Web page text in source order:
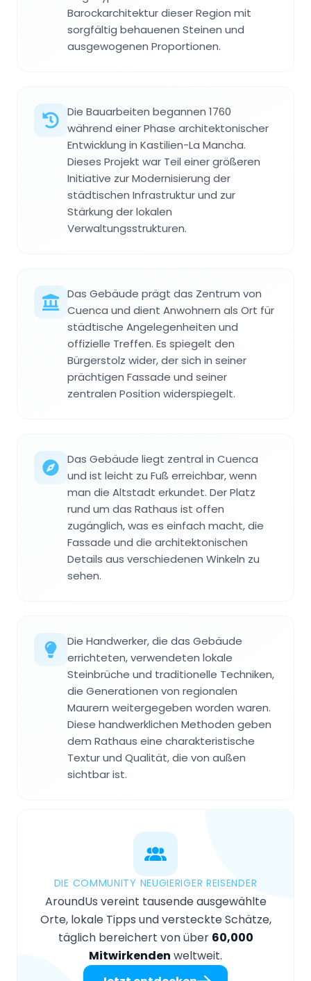
Barockarchitektur dieser Region mit
sorgfältig behauenen Steinen und
ausgewogenen Proportionen.
Die Bauarbeiten begannen 1760
während einer Phase architektonischer
Entwicklung in Kastilien-La Mancha.
Dieses Projekt war Teil einer größeren
Initiative zur Modernisierung der
städtischen Infrastruktur und zur
Stärkung der lokalen
Verwaltungsstrukturen.
Das Gebäude prägt das Zentrum von
Cuenca und dient Anwohnern als Ort für
städtische Angelegenheiten und
offizielle Treffen. Es spiegelt den
Bürgerstolz wider, der sich in seiner
prächtigen Fassade und seiner
zentralen Position widerspiegelt.
Das Gebäude liegt zentral in Cuenca
und ist leicht zu Fuß erreichbar, wenn
man die Altstadt erkundet. Der Platz
rund um das Rathaus ist offen
zugänglich, was es einfach macht, die
Fassade und die architektonischen
Details aus verschiedenen Winkeln zu
sehen.
Die Handwerker, die das Gebäude
errichteten, verwendeten lokale
Steinbrüche und traditionelle Techniken,
die Generationen von regionalen
Maurern weitergegeben worden waren.
Diese handwerklichen Methoden geben
dem Rathaus eine charakteristische
Textur und Qualität, die von außen
sichtbar ist.
DIE COMMUNITY NEUGIERIGER REISENDER
AroundUs vereint tausende ausgewählte
Orte, lokale Tipps und versteckte Schätze,
täglich bereichert von über 60,000
Mitwirkenden weltweit.